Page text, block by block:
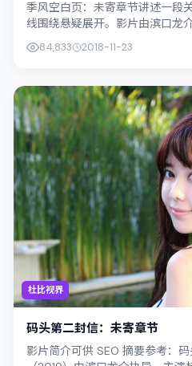
季风空白页：未寄章节讲述一段
线围绕悬疑展开。影片由滨口龙
出演；外景与韩国（首尔）的城市
84,833 2018-11-23
杜比视界
码头第二封信：未寄章节
影片简介可供 SEO 摘要参考：